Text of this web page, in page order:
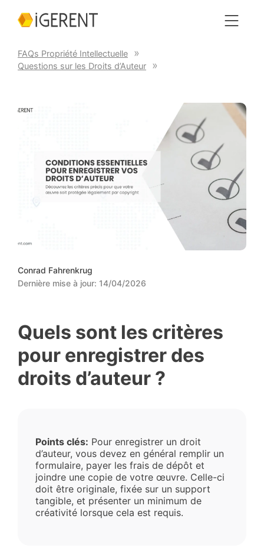
FAQs Propriété Intellectuelle
Questions sur les Droits d’Auteur
Conrad Fahrenkrug
Dernière mise à jour: 14/04/2026
Quels sont les critères
pour enregistrer des
droits d’auteur ?
Points clés: Pour enregistrer un droit
d’auteur, vous devez en général remplir un
formulaire, payer les frais de dépôt et
joindre une copie de votre œuvre. Celle-ci
doit être originale, fixée sur un support
tangible, et présenter un minimum de
créativité lorsque cela est requis.